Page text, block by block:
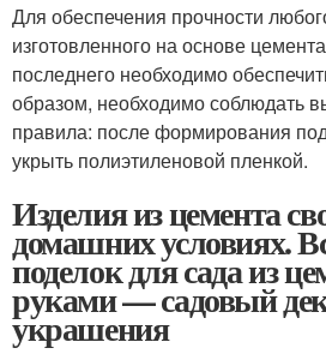
Для обеспечения прочности
изготовленного на основе
последнего необходимо
образом, необходимо соблюдать
правила: после формирования
укрыть полиэтиленовой пленкой.
Изделия из цемента
домашних условиях.
поделок для сада из
руками — садовый
украшения